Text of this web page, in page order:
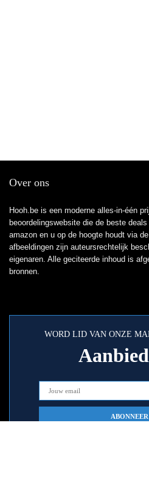
Over ons
Hooh.be is een moderne alles-in-één
beoordelingswebsite die de beste
amazon en u op de hoogte houdt via
afbeeldingen zijn auteursrechtelijk
eigenaren. Alle geciteerde inhoud is
bronnen.
WORD LID VAN ONZE